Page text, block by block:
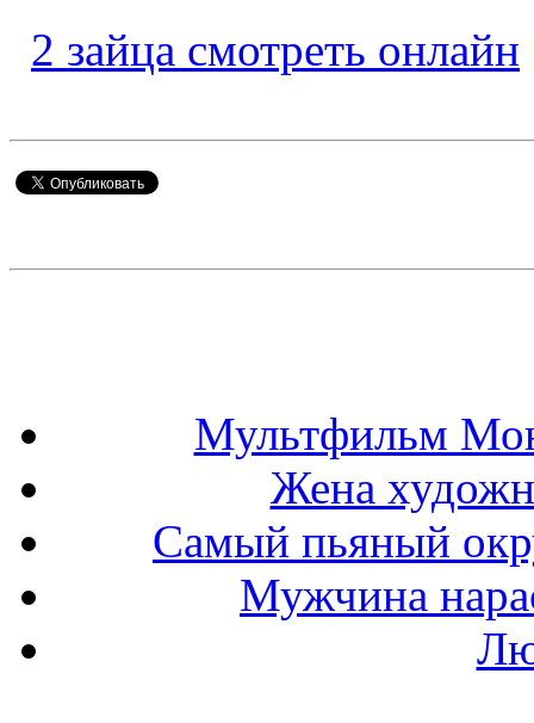
2 зайца смотреть онлайн
Мультфильм
Жена
Самый пьяный
Мужчина